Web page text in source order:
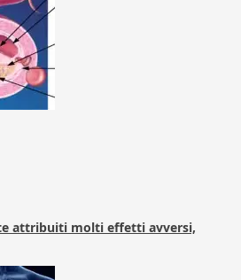
attribuiti molti effetti avversi,